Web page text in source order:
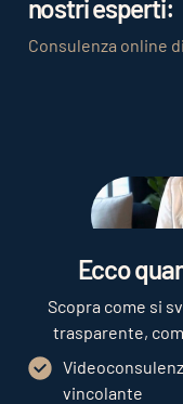
nostri esperti:
Consulenza online
Ecco
Scopra come si
trasparente,
vincolante